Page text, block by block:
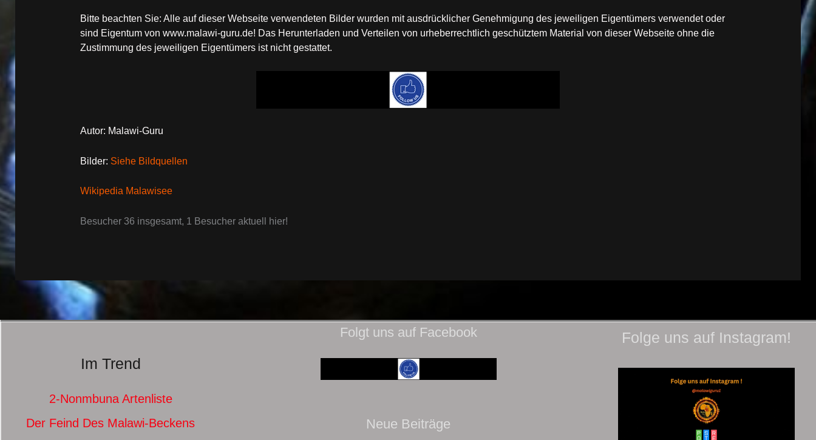
Bitte beachten Sie: Alle auf dieser Webseite verwendeten Bilder wurden mit ausdrücklicher Genehmigung des jeweiligen Eigentümers verwendet oder
sind Eigentum von www.malawi-guru.de! Das Herunterladen und Verteilen von urheberrechtlich geschütztem Material von dieser Webseite ohne die
Zustimmung des jeweiligen Eigentümers ist nicht gestattet.
Autor: Malawi-Guru
Bilder: Siehe Bildquellen
Wikipedia Malawisee
Besucher 36 insgesamt, 1 Besucher aktuell hier!
Im Trend
2-Nonmbuna Artenliste
Der Feind Des Malawi-Beckens
Folgt uns auf Facebook
Neue Beiträge
Folge uns auf Instagram!